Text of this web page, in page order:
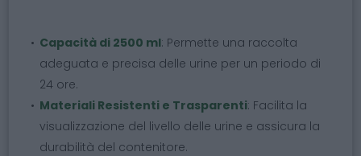
Capacità di 2500 ml: Permette una raccolta
adeguata e precisa delle urine per un periodo di
24 ore.
Materiali Resistenti e Trasparenti: Facilita la
visualizzazione del livello delle urine e assicura la
durabilità del contenitore.